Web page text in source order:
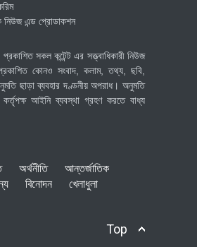
নিউজ এন্ড প্রোডাকশন
সকল কন্টেন্ট এর সত্ত্বাধিকারী নিউজ
কোনও সংবাদ, কলাম, তথ্য, ছবি,
ছাড়া ব্যবহার দণ্ডনীয় অপরাধ। অনুমতি
কর্তৃপক্ষ আইনি ব্যবস্থা গ্রহণ করতে বাধ্য
অর্থনীতি
আন্তর্জাতিক
বিনোদন খেলাধুলা
Top